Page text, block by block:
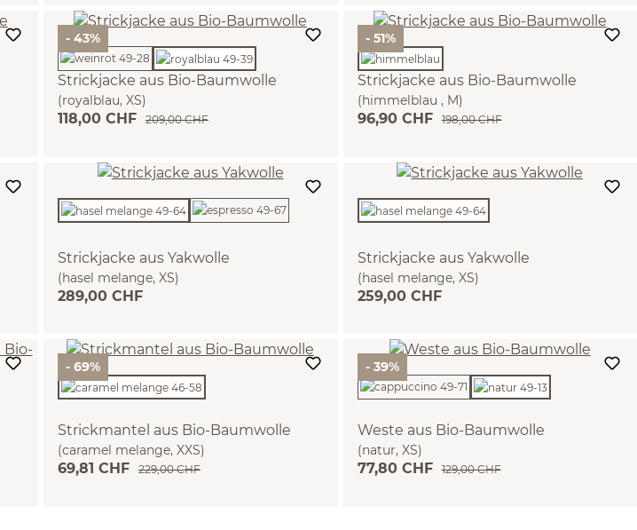
- 43%
Strickjacke aus Bio-Baumwolle
(royalblau, XS)
118,00 CHF 209,00 CHF
- 51%
Strickjacke aus Bio-Baumwolle
(himmelblau , M)
96,90 CHF 198,00 CHF
Strickjacke aus Yakwolle
(hasel melange, XS)
289,00 CHF
Strickjacke aus Yakwolle
(hasel melange, XS)
259,00 CHF
- 69%
Strickmantel aus Bio-Baumwolle
(caramel melange, XXS)
69,81 CHF 229,00 CHF
- 39%
Weste aus Bio-Baumwolle
(natur, XS)
77,80 CHF 129,00 CHF